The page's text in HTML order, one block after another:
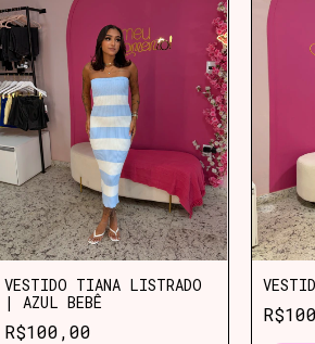
VESTIDO TIANA LISTRADO
| AZUL BEBÊ
R$100,00